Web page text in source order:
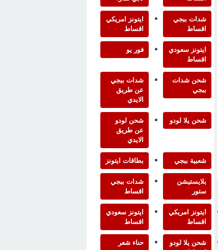
شدات ببجي
اقساط
ايتونز امريكي
اقساط
ايتونز سعودي
اقساط
فور يو
شحن شدات
ببجي
شدات ببجي
عن طريق
الايدي
شحن يلا لودو
شحن لودو
عن طريق
الايدي
شعبية ببجي بطاقات ايتونز
بلايستيشن
ستور
شدات ببجي
اقساط
ايتونز امريكي
اقساط
ايتونز سعودي
اقساط
شحن يلا لودو
حناء شعر